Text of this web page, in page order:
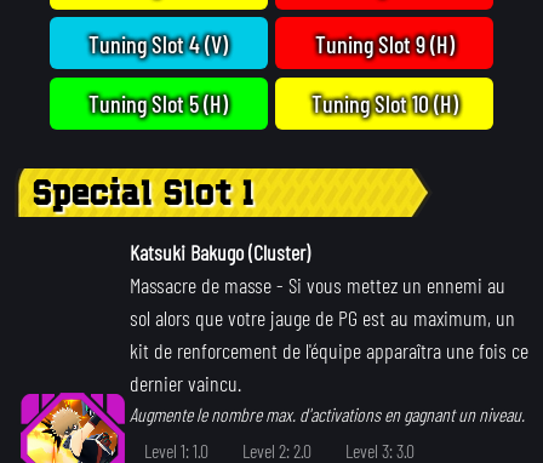
Tuning Slot 4 (V)
Tuning Slot 5 (H)
Tuning Slot 9 (H)
Tuning Slot 10 (H)
Special Slot 1
Katsuki Bakugo (Cluster)
Massacre de masse- Si vous mettez un ennemi au
sol alors que votre jauge de PG est au maximum, un
kit de renforcement de l'équipe apparaîtra une fois ce
dernier vaincu.
Augmente le nombre max. d'activations en gagnant un niveau.
Level 1: 1.0
Level 2: 2.0
Level 3: 3.0